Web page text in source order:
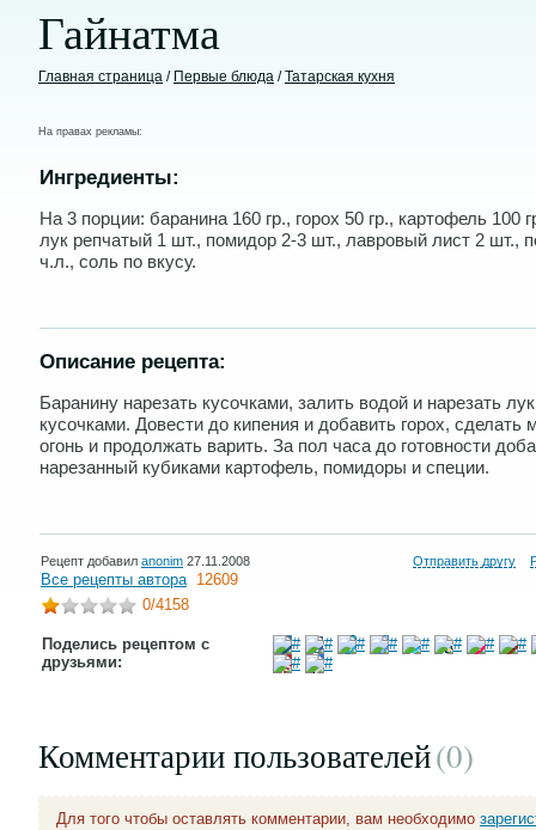
Гайнатма
Главная страница / Первые блюда /Татарская кухня
На правах рекламы:
Ингредиенты:
На 3 порции: баранина 160 гр., горох 50 гр., картофель 100
лук репчатый 1 шт., помидор 2-3 шт., лавровый лист 2 шт.,
ч.л., соль по вкусу.
Описание рецепта:
Баранину нарезать кусочками, залить водой и нарезать лук
кусочками. Довести до кипения и добавить горох, сделать
огонь и продолжать варить. За пол часа до готовности
нарезанный кубиками картофель, помидоры и специи.
Рецепт добавил anonim 27.11.2008 Отправить другу
Все рецепты автора 12609
0/4158
Поделись рецептом с
друзьями:
Комментарии пользователей(0)
Для того чтобы оставлять комментарии, вам необходимо